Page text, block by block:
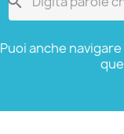
Puoi anche